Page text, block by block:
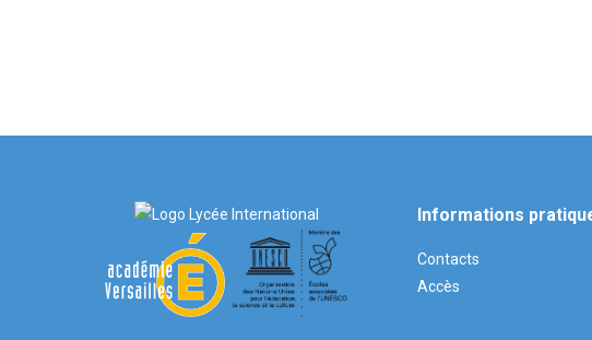
Informations
Contacts
Accès